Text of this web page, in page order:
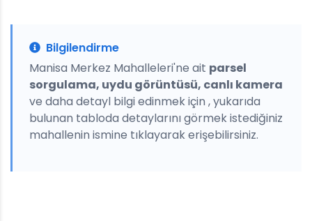
Bilgilendirme
Manisa Merkez Mahalleleri'ne ait parsel
sorgulama, uydu görüntüsü, canlı kamera
ve daha detayl bilgi edinmek için , yukarıda
bulunan tabloda detaylarını görmek istediğiniz
mahallenin ismine tıklayarak erişebilirsiniz.